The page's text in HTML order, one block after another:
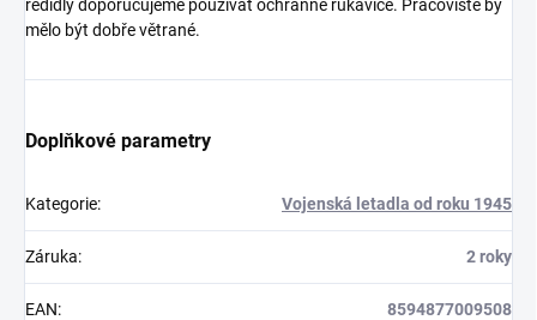
ředidly doporučujeme používat ochranné rukavice. Pracoviště by
mělo být dobře větrané.
Doplňkové parametry
Kategorie: Vojenská letadla od roku 1945
Záruka: 2 roky
EAN: 8594877009508